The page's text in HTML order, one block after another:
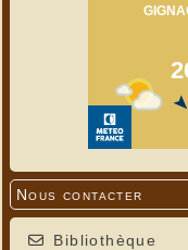
Nous contacter
Bibliothèque